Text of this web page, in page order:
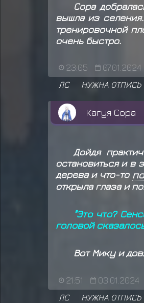
Сора
вышла из
тренировочной
очень быстро.
23:05 07.01.2024
ЛС НУЖНА ОТПИСЬ
Кагуя Сора
Дойдя
остановиться и в
дерева и что-то
открыла глаза и
"Это что?
головой
Вот Мику и
21:51 03.01.2024
ЛС НУЖНА ОТПИСЬ